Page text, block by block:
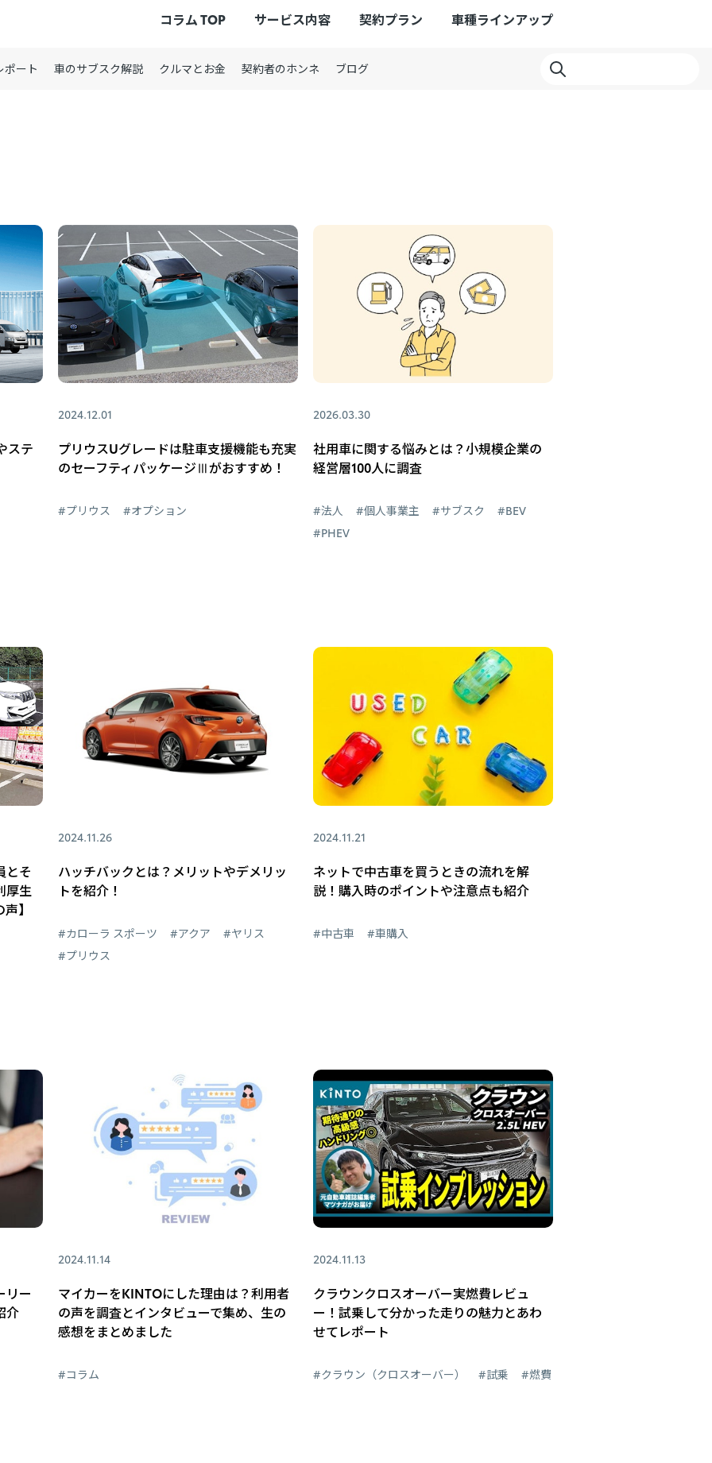
コラム TOP サービス内容 契約プラン 車種ラインアップ
ポート 車のサブスク解説 クルマとお金 契約者のホンネ ブログ
ステ
2024.12.01
プリウスUグレードは駐車支援機能も充実
のセーフティパッケージⅢがおすすめ！
#プリウス #オプション
2026.03.30
社用車に関する悩みとは？小規模企業の
経営層100人に調査
#法人 #個人事業主 #サブスク
#BEV
#PHEV
とそ
厚生
】
2024.11.26
ハッチバックとは？メリットやデメリッ
トを紹介！
#カローラ スポーツ #アクア
#ヤリス
#プリウス
2024.11.21
ネットで中古車を買うときの流れを解
説！購入時のポイントや注意点も紹介
#中古車 #車購入
リー
介
2024.11.14
マイカーをKINTOにした理由は？利用者
の声を調査とインタビューで集め、生の
感想をまとめました
#コラム
2024.11.13
クラウンクロスオーバー実燃費レビュ
ー！試乗して分かった走りの魅力とあわ
せてレポート
#クラウン（クロスオーバー） #試乗 #燃費